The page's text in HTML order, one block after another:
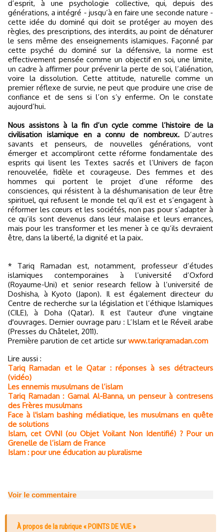
d’esprit, à une psychologie collective, qui, depuis des
générations, a intégré - jusqu’à en faire une seconde nature -
cette idée du dominé qui doit se protéger au moyen des
règles, des prescriptions, des interdits, au point de dénaturer
le sens même des enseignements islamiques. Façonné par
cette psyché du dominé sur la défensive, la norme est
effectivement pensée comme un objectif en soi, une limite,
un cadre à affirmer pour prévenir la perte de soi, l’aliénation,
voire la dissolution. Cette attitude, naturelle comme un
premier réflexe de survie, ne peut que produire une crise de
confiance et de sens si l’on s’y enferme. On le constate
aujourd’hui.
Nous assistons à la fin d’un cycle comme l’histoire de la
civilisation islamique en a connu de nombreux. D’autres
savants et penseurs, de nouvelles générations, vont
émerger et accompliront cette réforme fondamentale des
esprits qui lisent les Textes sacrés et l’Univers de façon
renouvelée, fidèle et courageuse. Des femmes et des
hommes qui portent le projet d’une réforme des
consciences, qui résistent à la déshumanisation de leur être
spirituel, qui refusent le monde tel qu’il est et s’engagent à
réformer les cœurs et les sociétés, non pas pour s’adapter à
ce qu’ils sont devenus dans leur malaise et leurs errances,
mais pour les transformer et les mener à ce qu’ils devraient
être, dans la liberté, la dignité et la paix.
* Tariq Ramadan est, notamment, professeur d’études
islamiques contemporaines à l’université d’Oxford
(Royaume-Uni) et senior research fellow à l’université de
Doshisha, à Kyoto (Japon). Il est également directeur du
Centre de recherche sur la législation et l’éthique Islamiques
(CILE), à Doha (Qatar). Il est l'auteur d'une vingtaine
d'ouvrages. Dernier ouvrage paru : L’Islam et le Réveil arabe
(Presses du Châtelet, 2011).
Première parution de cet article sur www.tariqramadan.com
Lire aussi :
Tariq Ramadan et le Qatar : réponses à ses détracteurs
(vidéo)
Les ennemis musulmans de l’islam
Tariq Ramadan : Gamal Al-Banna, un penseur à contresens
des Frères musulmans
Face à l'islam bashing médiatique, les musulmans en quête
de solutions
Islam, cet OVNI (ou Objet Voilant Non Identifié) ? Pour un
Grenelle de l’islam de France
Islam : pour une éducation au pluralisme
Voir le commentaire
À propos de la rubrique « POINTS DE VUE »